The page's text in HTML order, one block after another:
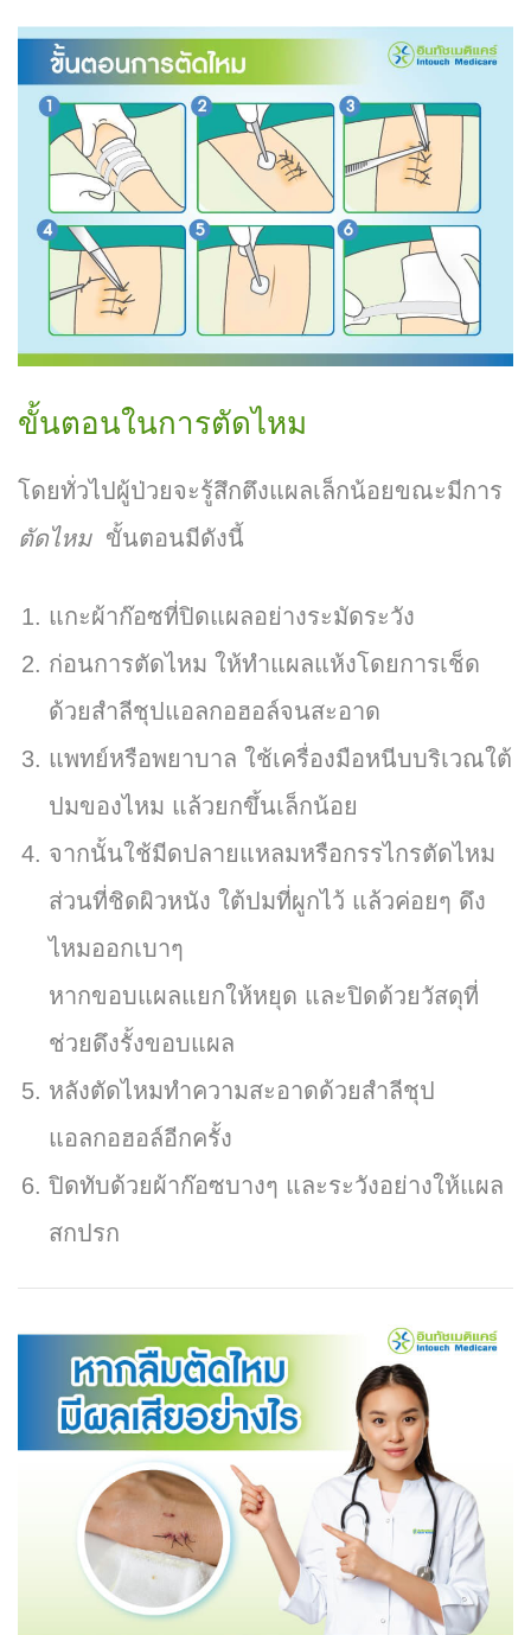
ขั้นตอนในการตัดไหม
โดยทั่วไปผู้ป่วยจะรู้สึกตึงแผลเล็กน้อยขณะมีการ
ตัดไหมขั้นตอนมีดังนี้
แกะผ้าก๊อซที่ปิดแผลอย่างระมัดระวัง
ก่อนการตัดไหม ให้ทำแผลแห้งโดยการเช็ด
ด้วยสำลีชุปแอลกอฮอล์จนสะอาด
แพทย์หรือพยาบาล ใช้เครื่องมือหนีบบริเวณใต้
ปมของไหม แล้วยกขึ้นเล็กน้อย
จากนั้นใช้มีดปลายแหลมหรือกรรไกรตัดไหม
ส่วนที่ชิดผิวหนัง ใต้ปมที่ผูกไว้ แล้วค่อยๆ ดึง
ไหมออกเบาๆ
หากขอบแผลแยกให้หยุด และปิดด้วยวัสดุที่
ช่วยดึงรั้งขอบแผล
หลังตัดไหมทำความสะอาดด้วยสำลีชุป
แอลกอฮอล์อีกครั้ง
ปิดทับด้วยผ้าก๊อซบางๆ และระวังอย่างให้แผล
สกปรก